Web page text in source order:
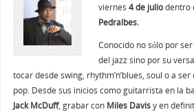
viernes 4 de juliodentro
Pedralbes.
Conocido no sólo por
del jazz sino por su
tocar desde swing, rhythm’n’blues, soul o a
pop. Desde sus inicios como guitarrista en la
Jack McDuff, grabar con Miles Davisy en